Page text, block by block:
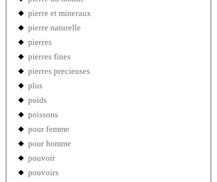
pierre et mineraux
pierre naturelle
pierres
pierres fines
pierres precieuses
plus
poids
poissons
pour femme
pour homme
pouvoir
pouvoirs